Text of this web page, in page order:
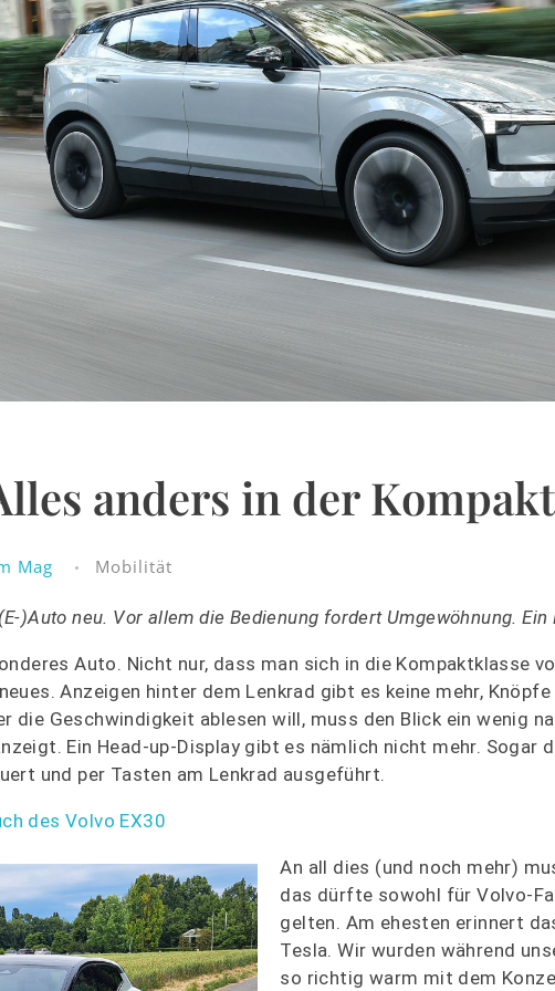
anders in der
Mag Mobilität
)Auto neu. Vor allem die Bedienung fordert Umgewöhnung. Ein
Auto. Nicht nur, dass man sich in die Kompaktklasse
Anzeigen hinter dem Lenkrad gibt es keine mehr,
die Geschwindigkeit ablesen will, muss den Blick ein wenig
Ein Head-up-Display gibt es nämlich nicht mehr. Sogar
und per Tasten am Lenkrad ausgeführt.
des Volvo EX30
An all dies (und noch mehr)
das dürfte sowohl für Volvo-
gelten. Am ehesten erinnert
Tesla. Wir wurden während
so richtig warm mit dem